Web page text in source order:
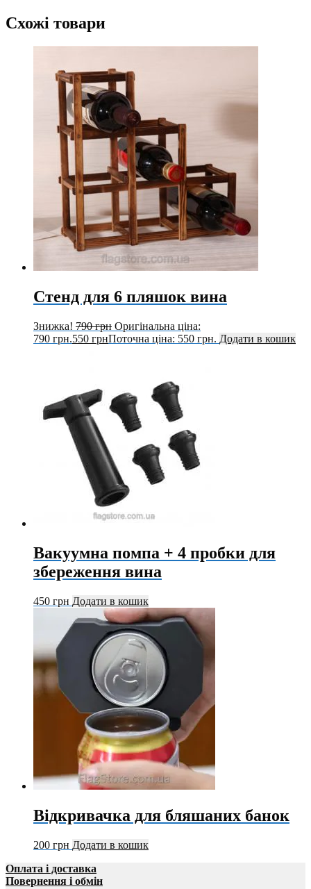
Схожі товари
Стенд для 6 пляшок вина
Знижка! 790грн Оригінальна ціна:
790 грн.550 грнПоточна ціна: 550 грн. Додати в кошик
Вакуумна помпа + 4 пробки для
збереження вина
450 грн Додати в кошик
Відкривачка для бляшаних банок
200 грн Додати в кошик
Оплата і доставка
Повернення і обмін